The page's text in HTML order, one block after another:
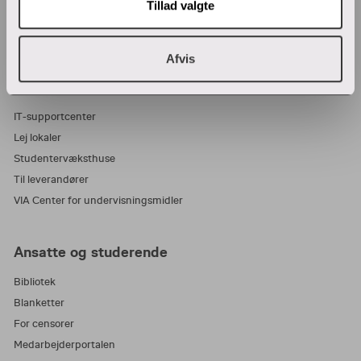
Tillad valgte
Afvis
Tilmeld nyhedsbrev
Samarbejde og virksomheder
IT-supportcenter
Lej lokaler
Studentervæksthuse
Til leverandører
VIA Center for undervisningsmidler
Ansatte og studerende
Bibliotek
Blanketter
For censorer
Medarbejderportalen